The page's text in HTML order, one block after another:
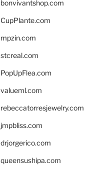
bonvivantshop.com
CupPlante.com
mpzin.com
stcreal.com
PopUpFlea.com
valueml.com
rebeccatorresjewelry.com
jmpbliss.com
drjorgerico.com
queensushipa.com